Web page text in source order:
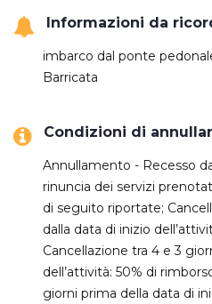
Informazioni da
imbarco dal ponte
Barricata
Condizioni di
Annullamento - Recesso
rinuncia dei servizi
di seguito riportate;
dalla data di inizio
Cancellazione tra 4 e 3
dell’attività: 50% di
giorni prima della data di